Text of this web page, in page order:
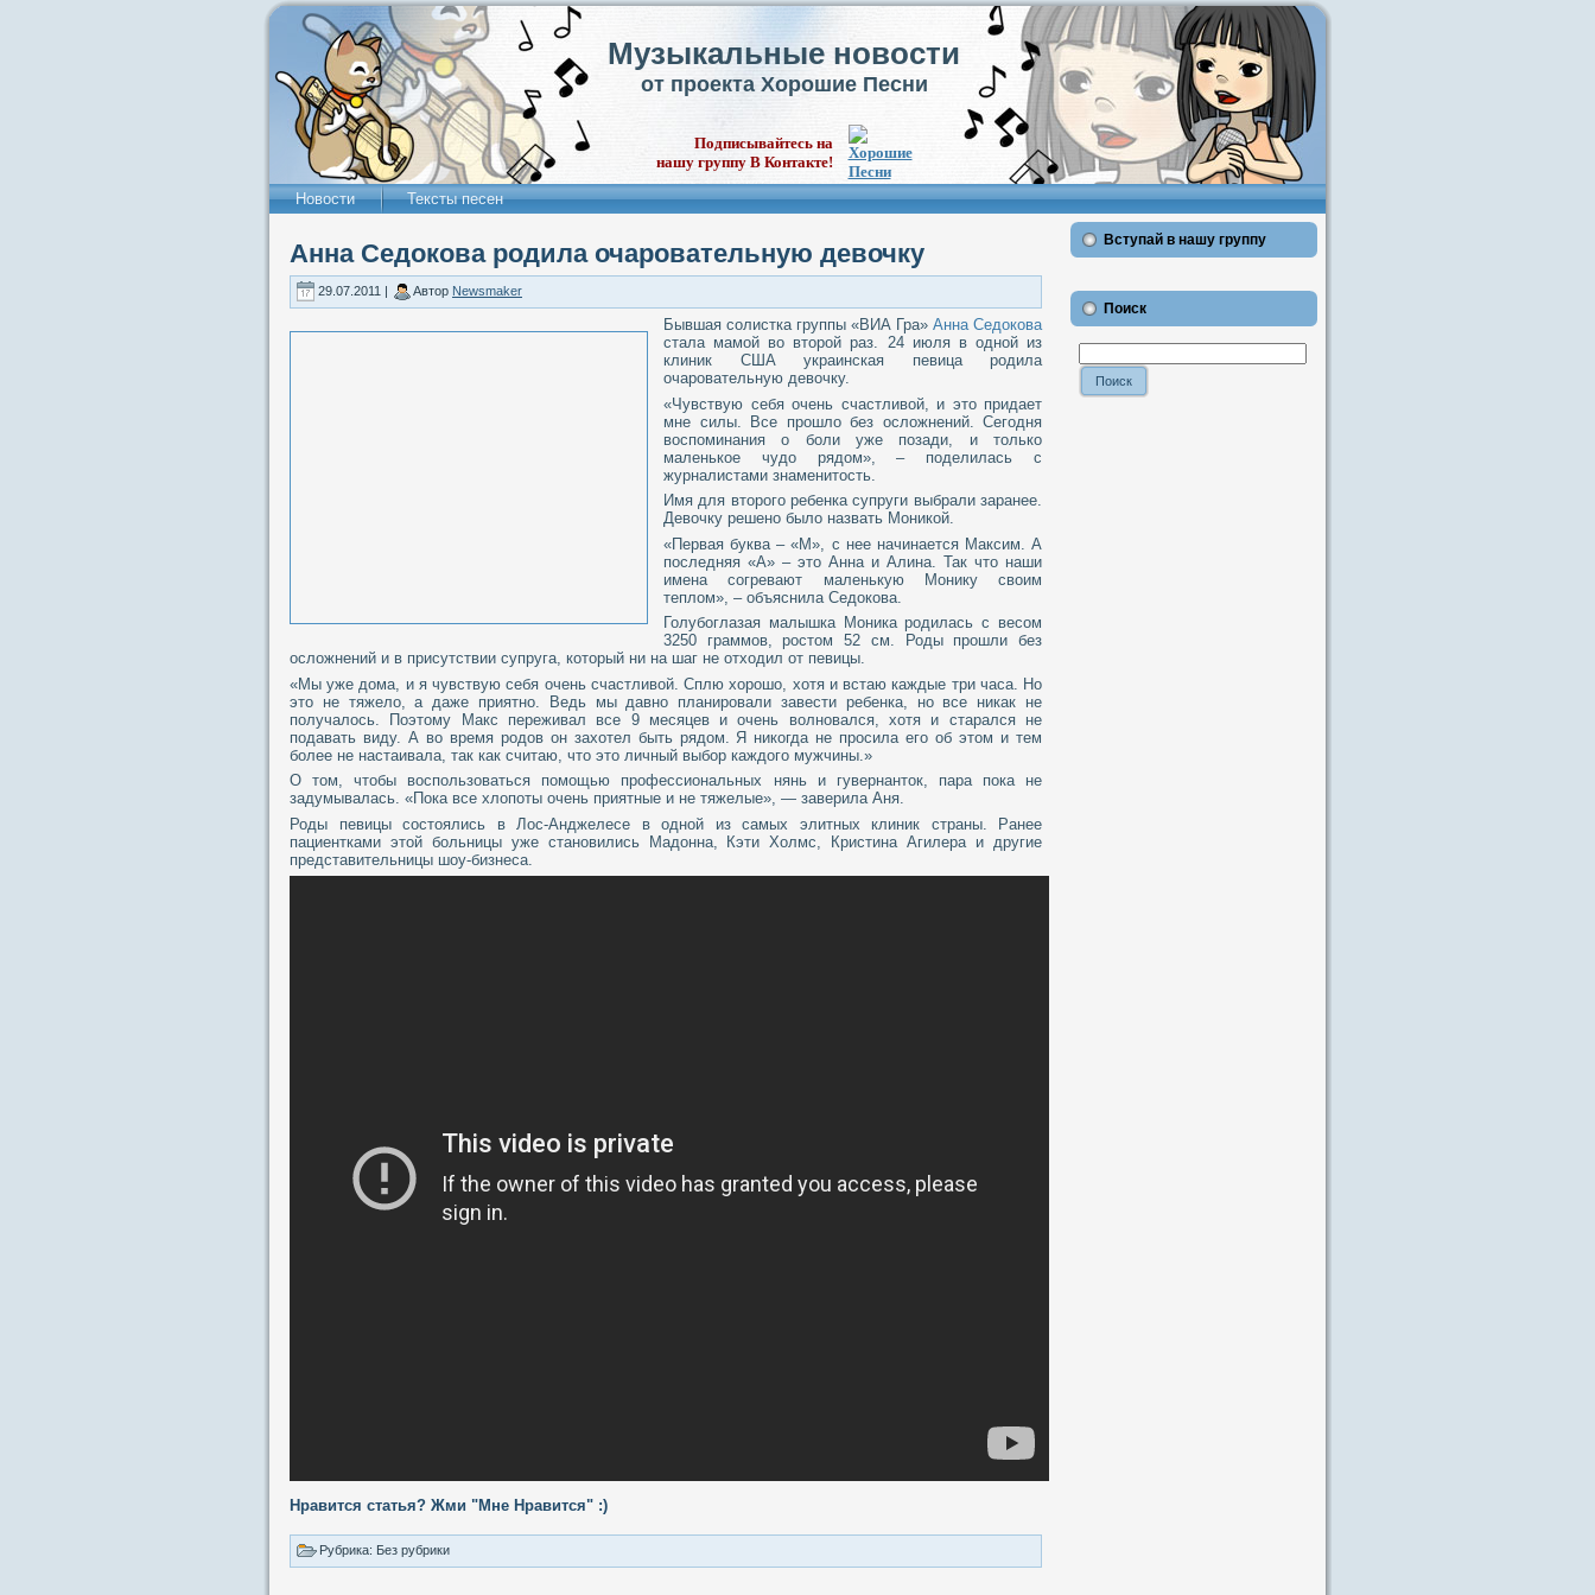
Музыкальные новости
от проекта Хорошие Песни
Подписывайтесь на
нашу группу В Контакте!
Новости Тексты песен
Анна Седокова родила очаровательную девочку
29.07.2011 | Автор Newsmaker
Бывшая солистка группы «ВИА Гра» Анна Седокова
стала мамой во второй раз. 24 июля в одной из
клиник США украинская певица родила
очаровательную девочку.
«Чувствую себя очень счастливой, и это придает
мне силы. Все прошло без осложнений. Сегодня
воспоминания о боли уже позади, и только
маленькое чудо рядом», – поделилась с
журналистами знаменитость.
Имя для второго ребенка супруги выбрали заранее.
Девочку решено было назвать Моникой.
«Первая буква – «М», с нее начинается Максим. А
последняя «А» – это Анна и Алина. Так что наши
имена согревают маленькую Монику своим
теплом», – объяснила Седокова.
Голубоглазая малышка Моника родилась с весом
3250 граммов, ростом 52 см. Роды прошли без
осложнений и в присутствии супруга, который ни на шаг не отходил от певицы.
«Мы уже дома, и я чувствую себя очень счастливой. Сплю хорошо, хотя и встаю каждые три часа. Но
это не тяжело, а даже приятно. Ведь мы давно планировали завести ребенка, но все никак не
получалось. Поэтому Макс переживал все 9 месяцев и очень волновался, хотя и старался не
подавать виду. А во время родов он захотел быть рядом. Я никогда не просила его об этом и тем
более не настаивала, так как считаю, что это личный выбор каждого мужчины.»
О том, чтобы воспользоваться помощью профессиональных нянь и гувернанток, пара пока не
задумывалась. «Пока все хлопоты очень приятные и не тяжелые», — заверила Аня.
Роды певицы состоялись в Лос-Анджелесе в одной из самых элитных клиник страны. Ранее
пациентками этой больницы уже становились Мадонна, Кэти Холмс, Кристина Агилера и другие
представительницы шоу-бизнеса.
Нравится статья? Жми "Мне Нравится" :)
Рубрика: Без рубрики
Вступай в нашу группу
Поиск